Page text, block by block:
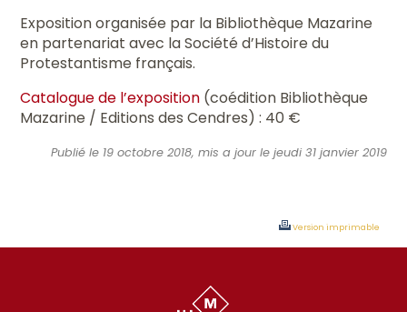
Exposition organisée par la Bibliothèque Mazarine
en partenariat avec la Société d’Histoire du
Protestantisme français.
Catalogue de l’exposition (coédition Bibliothèque
Mazarine / Editions des Cendres) : 40 €
Publié le 19 octobre 2018, mis a jour le jeudi 31 janvier 2019
Version imprimable